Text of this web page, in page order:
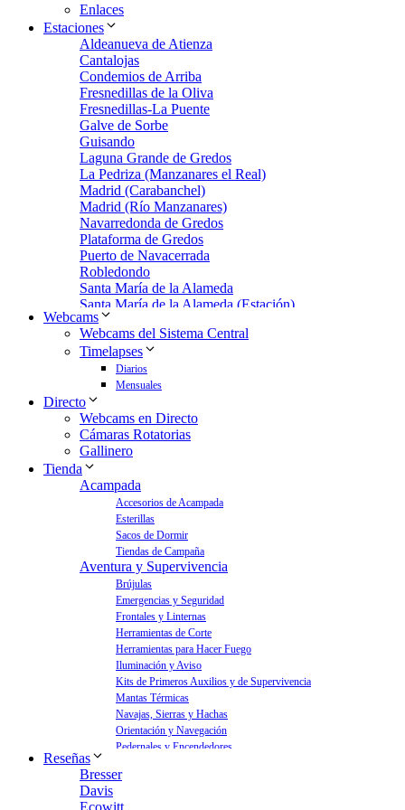
Enlaces
Estaciones
Aldeanueva de Atienza
Cantalojas
Condemios de Arriba
Fresnedillas de la Oliva
Fresnedillas-La Puente
Galve de Sorbe
Guisando
Laguna Grande de Gredos
La Pedriza (Manzanares el Real)
Madrid (Carabanchel)
Madrid (Río Manzanares)
Navarredonda de Gredos
Plataforma de Gredos
Puerto de Navacerrada
Robledondo
Santa María de la Alameda
Santa María de la Alameda (Estación)
Zarzalejo
Zarzalejo Estación
Zarzalejo-Machotas
Webcams
Webcams del Sistema Central
Timelapses
Diarios
Mensuales
Directo
Webcams en Directo
Cámaras Rotatorias
Gallinero
Tienda
Acampada
Accesorios de Acampada
Esterillas
Sacos de Dormir
Tiendas de Campaña
Aventura y Supervivencia
Brújulas
Emergencias y Seguridad
Frontales y Linternas
Herramientas de Corte
Herramientas para Hacer Fuego
Iluminación y Aviso
Kits de Primeros Auxilios y de Supervivencia
Mantas Térmicas
Navajas, Sierras y Hachas
Orientación y Navegación
Pedernales y Encendedores
Aves y Jardín
Bebederos para Aves
Reseñas
Bresser
Davis
Ecowitt